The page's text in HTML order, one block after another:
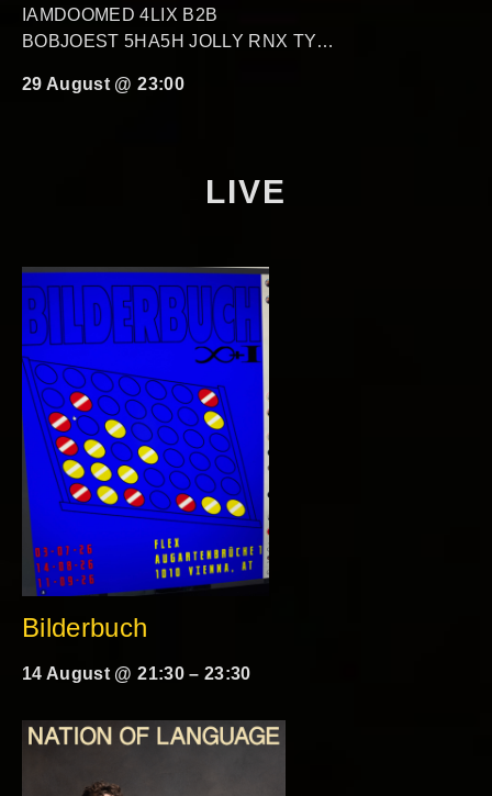
IAMDOOMED 4LIX B2B
BOBJOEST 5HA5H JOLLY RNX TY…
29 August @ 23:00
LIVE
Bilderbuch
14 August @ 21:30–23:30